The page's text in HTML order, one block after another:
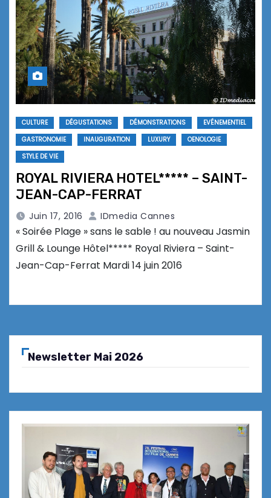
CULTURE DÉGUSTATIONS DÉMONSTRATIONS
EVÉNEMENTIEL
GASTRONOMIE
INAUGURATION LUXURY
OENOLOGIE
STYLE DE VIE
ROYAL RIVIERA HOTEL***** – SAINT-
JEAN-CAP-FERRAT
Juin 17, 2016 IDmedia Cannes
« Soirée Plage » sans le sable ! au nouveau Jasmin
Grill & Lounge Hôtel***** Royal Riviera – Saint-
Jean-Cap-Ferrat Mardi 14 juin 2016
Newsletter Mai 2026